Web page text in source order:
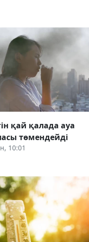
қай қалада ауа
төмендейді
10:01